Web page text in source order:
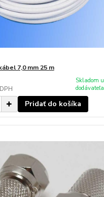
7,0 mm 25 m
Skladom u
dodávateľa
Pridať do košíka